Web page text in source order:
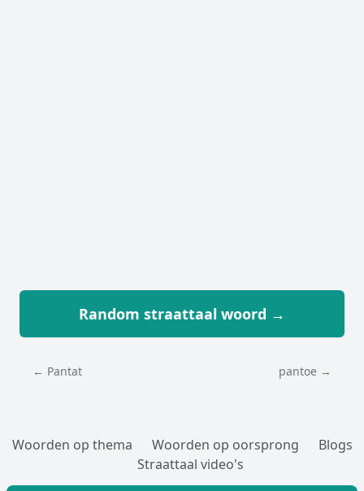
Random straattaal woord →
← Pantat pantoe →
Woorden op thema Woorden op oorsprong
Blogs
Straattaal video's